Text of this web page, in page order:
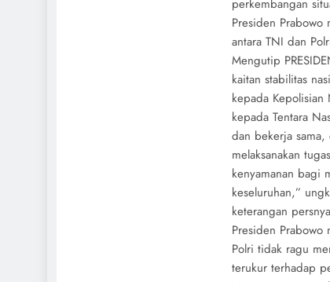
perkembangan
Presiden Prabowo
antara TNI dan
Mengutip
kaitan stabilitas
kepada
kepada Tentara
dan bekerja sama,
melaksanakan
kenyamanan bagi
keseluruhan,”
keterangan
Presiden Prabowo
Polri tidak ragu
terukur terhadap